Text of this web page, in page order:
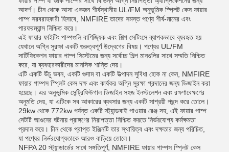
আদর্শ। চীন থেকে আসা একজন শীর্ষস্থানীয় UL/FM অনুভূমিক স্প্লিট কেস ফায়ার
পাম্প সরবরাহকারী হিসাবে, NMFIRE তাদের সমস্ত পণ্যে শীর্ষ-মানের এবং
পারফরম্যান্স নিশ্চিত করে।
এই ফায়ার ফাইটিং পাম্পগুলি বাণিজ্যিক এবং শিল্প সেটিংসে ব্যাপকভাবে ব্যবহৃত হয়
যেখানে অগ্নি সুরক্ষা একটি গুরুত্বপূর্ণ উদ্বেগের বিষয়। পণ্যের UL/FM
সার্টিফিকেশন ফায়ার পাম্প সিস্টেমের জন্য সর্বোচ্চ শিল্প মানগুলির সাথে সম্মতি নিশ্চিত
করে, যা ব্যবহারকারীদের মানসিক শান্তি দেয়।
এটি একটি উঁচু ভবন, একটি গুদাম বা একটি উত্পাদন সুবিধা হোক না কেন, NMFIRE
ফায়ার পাম্পস স্প্লিট কেস দক্ষ এবং কার্যকর অগ্নি সুরক্ষা প্রদানের জন্য ডিজাইন করা
হয়েছে। এর অনুভূমিক সেন্ট্রিফিউগাল ডিজাইন সহজ ইনস্টলেশন এবং রক্ষণাবেক্ষণের
অনুমতি দেয়, যা এটিকে সব আকারের ব্যবসার জন্য একটি সাশ্রয়ী পছন্দ করে তোলে।
29kw থেকে 772kw পর্যন্ত একটি স্ট্যান্ডবাই পাওয়ার রেঞ্জ সহ, এই ফায়ার পাম্প
সেটটি আগুনের ঘটনায় প্রাঙ্গণের নিরাপত্তা নিশ্চিত করতে নির্ভরযোগ্য কর্মক্ষমতা
প্রদান করে। চীন থেকে প্রাপ্ত ইঞ্জিনটি তার স্থায়িত্ব এবং দক্ষতার জন্য পরিচিত,
যা পণ্যের নির্ভরযোগ্যতাকে আরও বাড়িয়ে তোলে।
NFPA 20 স্ট্যান্ডার্ডের সাথে সঙ্গতিপূর্ণ, NMFIRE ফায়ার পাম্পস স্প্লিট কেস